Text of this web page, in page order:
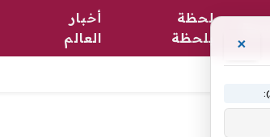
لحظة
بلحظة
أخبار
العالم
×